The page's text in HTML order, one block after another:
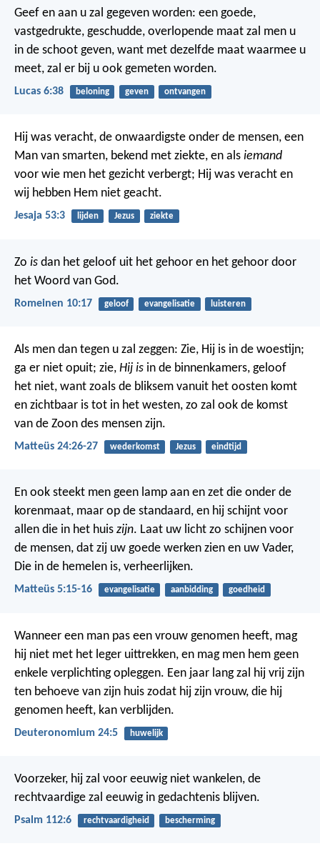
Geef en aan u zal gegeven worden: een goede,
vastgedrukte, geschudde, overlopende maat zal men u
in de schoot geven, want met dezelfde maat waarmee u
meet, zal er bij u ook gemeten worden.
Lucas 6:38 beloning geven ontvangen
Hij was veracht, de onwaardigste onder de mensen, een
Man van smarten, bekend met ziekte, en als iemand
voor wie men het gezicht verbergt; Hij was veracht en
wij hebben Hem niet geacht.
Jesaja 53:3 lijden Jezus ziekte
Zo is dan het geloof uit het gehoor en het gehoor door
het Woord van God.
Romeinen 10:17 geloof evangelisatie luisteren
Als men dan tegen u zal zeggen: Zie, Hij is in de woestijn;
ga er niet opuit; zie, Hij is in de binnenkamers, geloof
het niet, want zoals de bliksem vanuit het oosten komt
en zichtbaar is tot in het westen, zo zal ook de komst
van de Zoon des mensen zijn.
Matteüs 24:26-27 wederkomst Jezus eindtijd
En ook steekt men geen lamp aan en zet die onder de
korenmaat, maar op de standaard, en hij schijnt voor
allen die in het huis zijn. Laat uw licht zo schijnen voor
de mensen, dat zij uw goede werken zien en uw Vader,
Die in de hemelen is, verheerlijken.
Matteüs 5:15-16 evangelisatie aanbidding goedheid
Wanneer een man pas een vrouw genomen heeft, mag
hij niet met het leger uittrekken, en mag men hem geen
enkele verplichting opleggen. Een jaar lang zal hij vrij zijn
ten behoeve van zijn huis zodat hij zijn vrouw, die hij
genomen heeft, kan verblijden.
Deuteronomium 24:5 huwelijk
Voorzeker, hij zal voor eeuwig niet wankelen, de
rechtvaardige zal eeuwig in gedachtenis blijven.
Psalm 112:6 rechtvaardigheid bescherming